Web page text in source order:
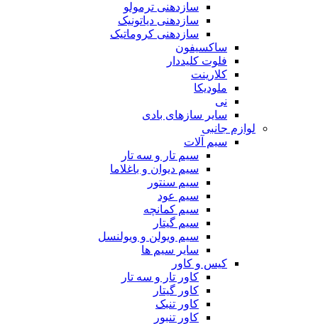
سازدهنی ترمولو
سازدهنی دیاتونیک
سازدهنی کروماتیک
ساکسیفون
فلوت کلیددار
کلارینت
ملودیکا
نی
سایر سازهای بادی
لوازم جانبی
سیم آلات
سیم تار و سه تار
سیم دیوان و باغلاما
سیم سنتور
سیم عود
سیم کمانچه
سیم گیتار
سیم ویولن و ویولنسل
سایر سیم ها
کیس و کاور
کاور تار و سه تار
کاور گیتار
کاور تنبک
کاور تنبور